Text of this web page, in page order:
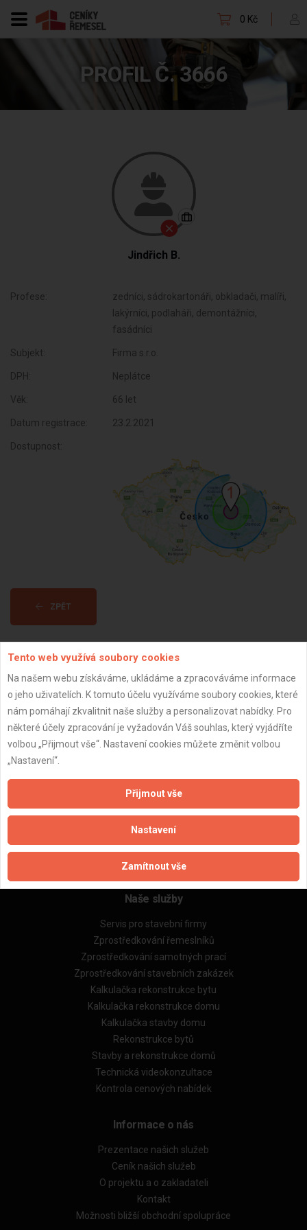
0 Kč
PROFIL Č. 3666
Jindřich B.
Profese:
zedníci, sádrokartonáři, obkladači, malíři,
lakýrníci, podlaháři, demontážníci,
fasádníci
Subjekt: Firma s.r.o.
DPH: Neplátce
Věk: 66 let
Datum registrace: 23.2.2021
Dostupnost:
ZPĚT
Aktualizováno z portálu ARES dne 05.01.2024 02:15:05
Důležité informace
Zpracování a ochrana osobních údajů
Zásady pro používání souborů cookie
Obchodní podmínky (zprostředkování)
Obchodní podmínky (rozpočtování)
Reference
Naše excelové tabulky online
Naše služby
Servis pro stavební firmy
Zprostředkování řemeslníků
Zprostředkování samotných prací
Zprostředkování stavebních zakázek
Kalkulačka rekonstrukce bytu
Kalkulačka rekonstrukce domu
Kalkulačka stavby domu
Rekonstrukce bytů
Stavby a rekonstrukce domů
Technická videokonzultace
Kontrola cenových nabídek
Informace o nás
Prezentace našich služeb
Ceník našich služeb
O projektu a o zakladateli
Kontakt
Možnosti bližší obchodní spolupráce
Tento web využívá soubory cookies
Na našem webu získáváme, ukládáme a zpracováváme informace
o jeho uživatelích. K tomuto účelu využíváme soubory cookies, které
nám pomáhají zkvalitnit naše služby a personalizovat nabídky. Pro
některé účely zpracování je vyžadován Váš souhlas, který vyjádříte
volbou „Přijmout vše“. Nastavení cookies můžete změnit volbou
„Nastavení“.
Přijmout vše
Nastavení
Zamítnout vše